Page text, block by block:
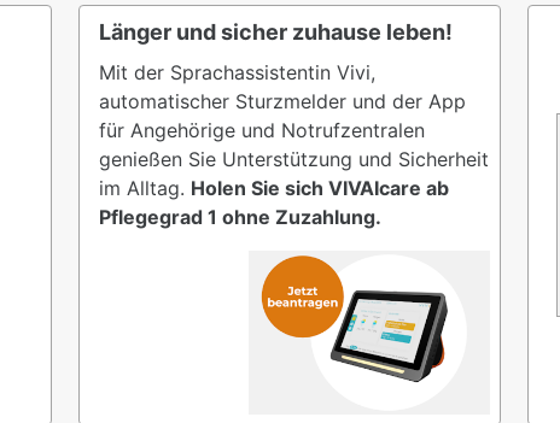
Länger und sicher zuhause leben!
Mit der Sprachassistentin Vivi,
automatischer Sturzmelder und der App
für Angehörige und Notrufzentralen
genießen Sie Unterstützung und Sicherheit
im Alltag. Holen Sie sich VIVAIcare ab
Pflegegrad 1 ohne Zuzahlung.